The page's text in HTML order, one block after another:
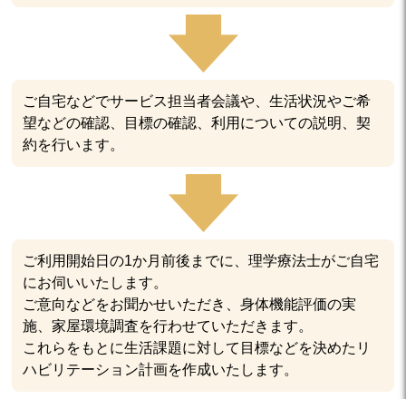
ご自宅などでサービス担当者会議や、生活状況やご希
望などの確認、目標の確認、利用についての説明、契
約を行います。
ご利用開始日の1か月前後までに、理学療法士がご自宅
にお伺いいたします。
ご意向などをお聞かせいただき、身体機能評価の実
施、家屋環境調査を行わせていただきます。
これらをもとに生活課題に対して目標などを決めたリ
ハビリテーション計画を作成いたします。